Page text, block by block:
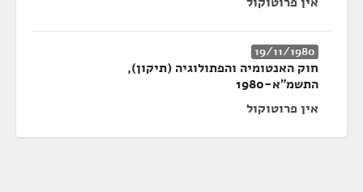
19/11/1980
חוק האנטומיה והפתולוגיה (תיקון),
התשמ"א-1980
אין פרוטוקול